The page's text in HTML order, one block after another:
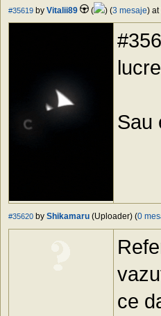
#35619 by Vitalii89 ( ) (3 mesaje) at
Sau
#35620 by Shikamaru (Uploader) (0
ce